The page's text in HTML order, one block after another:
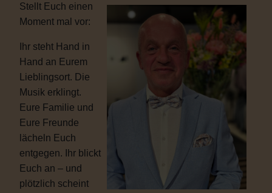
Stellt Euch einen
Moment mal vor:
Ihr steht Hand in
Hand an Eurem
Lieblingsort. Die
Musik erklingt.
Eure Familie und
Eure Freunde
lächeln Euch
entgegen. Ihr blickt
Euch an – und
plötzlich scheint